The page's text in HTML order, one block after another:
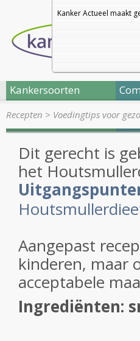
Kanker Actueel maakt
Kankersoorten
Recepten > Voedingtips voor
Dit gerecht is
het
Aangepast
kinderen, maar
acceptabele
Ingrediënten: